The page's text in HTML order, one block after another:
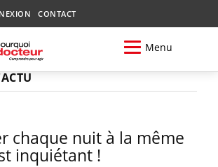
CONTACT
Menu
chaque nuit à la même
inquiétant !